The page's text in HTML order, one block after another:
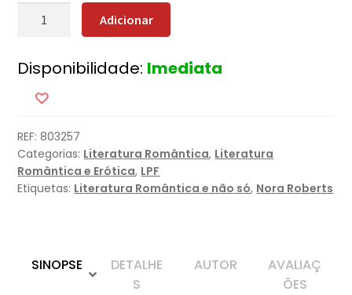
Quantidade
Villa
Adicionar
Disponibilidade: Imediata
REF:803257
Categorias: Literatura Romântica, Literatura
Romântica e Erótica, LPF
Etiquetas: Literatura Romântica e não só, Nora Roberts
SINOPSE
DETALHE
S
AUTOR
AVALIAÇ
ÕES